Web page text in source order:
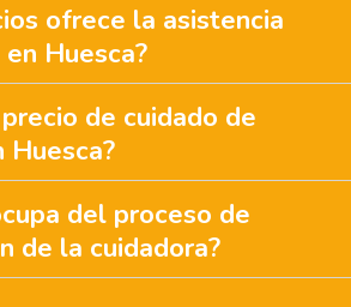
ofrece la asistencia
Huesca?
de cuidado de
Huesca?
del proceso de
de la cuidadora?